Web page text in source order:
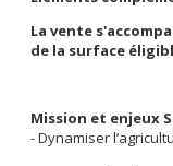
La vente
de la surface
Mission et enjeux
- Dynamiser